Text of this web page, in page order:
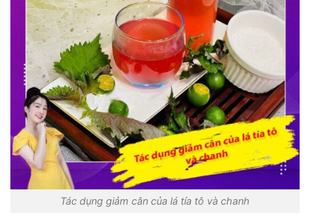
Tác dụng giảm cân của lá tía tô và chanh